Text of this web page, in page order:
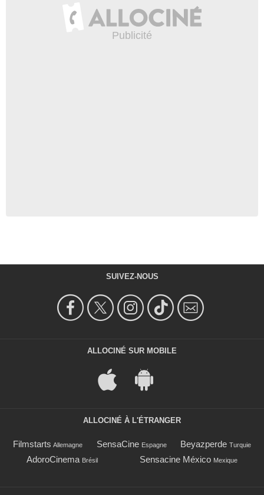
SUIVEZ-NOUS
ALLOCINÉ SUR MOBILE
ALLOCINÉ À L'ÉTRANGER
Filmstarts Allemagne SensaCine Espagne Beyazperde Turquie
AdoroCinema Brésil Sensacine México Mexique